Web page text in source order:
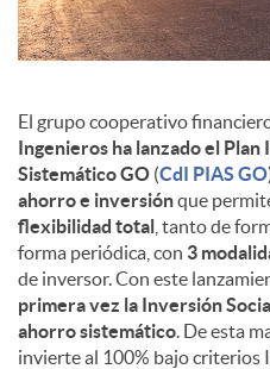
n
t
e
n
i
El grupo cooperativo
Ingenieros ha lanzado el
Sistemático GO (CdI PIAS GO
ahorro e inversiónque
flexibilidad total , tanto de
forma periódica, con 3
de inversor. Con este
primera vez la Inversión
ahorro sistemático . De esta
invierte al 100% bajo criterios